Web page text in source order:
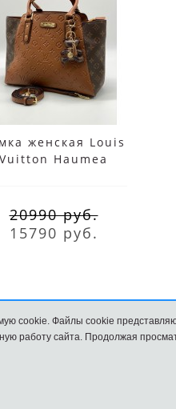
женская Louis
Vuitton Haumea
20990 руб.
15790 руб.
cookie. Файлы cookie
работу сайта. Продолжая